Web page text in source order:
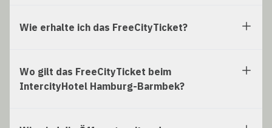
Wie erhalte ich das FreeCityTicket?
Wo gilt das FreeCityTicket beim
IntercityHotel Hamburg-Barmbek?